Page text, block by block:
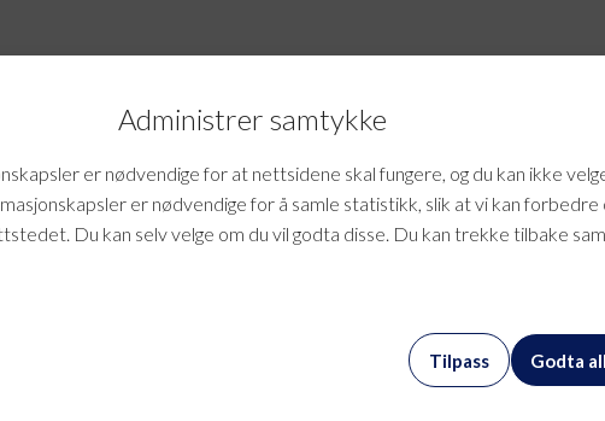
Administrer samtykke
er nødvendige for at nettsidene skal fungere, og du kan ikke velge
er nødvendige for å samle statistikk, slik at vi kan forbedre
Du kan selv velge om du vil godta disse. Du kan trekke tilbake
Godta
Tilpass
Fast Ethernet
1 (total) / 1 (ledig) x microSD
Type A, 1 x USB-C med Power Delivery (100 W) – 24 pin USB-C, 1 x